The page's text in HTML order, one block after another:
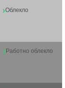
Облекло
Работно облекло